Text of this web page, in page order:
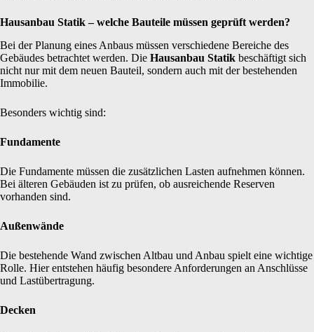
Hausanbau Statik – welche Bauteile müssen geprüft werden?
Bei der Planung eines Anbaus müssen verschiedene Bereiche des
Gebäudes betrachtet werden. Die Hausanbau Statik beschäftigt sich
nicht nur mit dem neuen Bauteil, sondern auch mit der bestehenden
Immobilie.
Besonders wichtig sind:
Fundamente
Die Fundamente müssen die zusätzlichen Lasten aufnehmen können.
Bei älteren Gebäuden ist zu prüfen, ob ausreichende Reserven
vorhanden sind.
Außenwände
Die bestehende Wand zwischen Altbau und Anbau spielt eine wichtige
Rolle. Hier entstehen häufig besondere Anforderungen an Anschlüsse
und Lastübertragung.
Decken